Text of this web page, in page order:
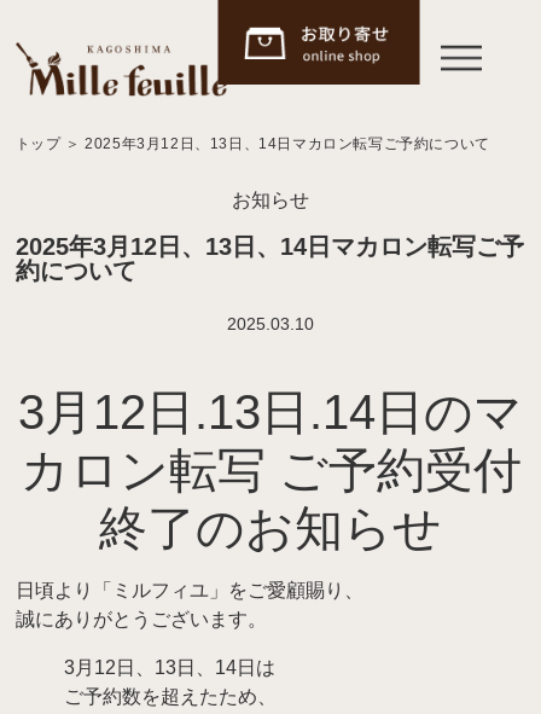
トップ＞2025年3月12日、13日、14日マカロン転写ご予約について
お知らせ
2025年3月12日、13日、14日マカロン転写ご予
約について
2025.03.10
3月12日.13日.14日のマ
カロン転写 ご予約受付
終了のお知らせ
日頃より「ミルフィユ」をご愛顧賜り、
誠にありがとうございます。
3月12日、13日、14日は
ご予約数を超えたため、